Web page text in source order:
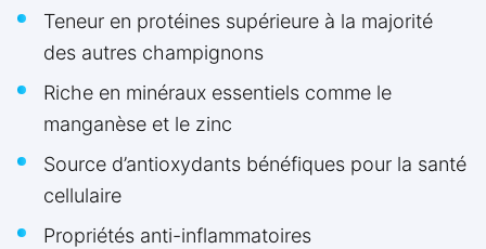
Teneur en protéines supérieure à la majorité
des autres champignons
Riche en minéraux essentiels comme le
manganèse et le zinc
Source d’antioxydants bénéfiques pour la santé
cellulaire
Propriétés anti-inflammatoires